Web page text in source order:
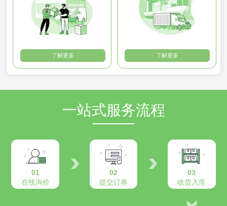
了解更多 了解更多
一站式服务流程
01
在线询价
02
提交订单
03
收货入库